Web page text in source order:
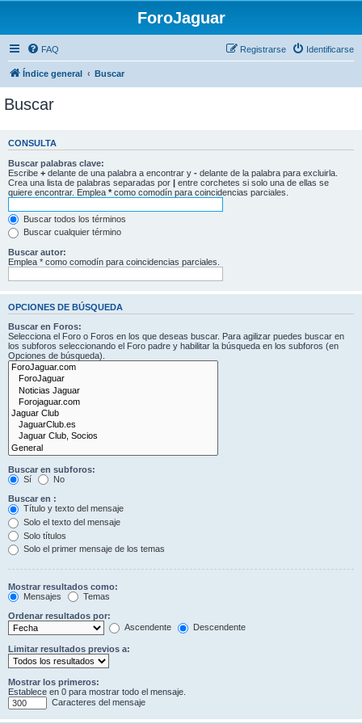
ForoJaguar
FAQ Identificarse
Registrarse
Índice general Buscar
Buscar
CONSULTA
Buscar palabras clave:
Escribe + delante de una palabra a encontrar y - delante de la palabra para excluirla.
Crea una lista de palabras separadas por | entre corchetes si solo una de ellas se
quiere encontrar. Emplea * como comodín para coincidencias parciales.
Buscar todos los términos
Buscar cualquier término
Buscar autor:
Emplea * como comodín para coincidencias parciales.
OPCIONES DE BÚSQUEDA
Buscar en Foros:
Selecciona el Foro o Foros en los que deseas buscar. Para agilizar puedes buscar en
los subforos seleccionando el Foro padre y habilitar la búsqueda en los subforos (en
Opciones de búsqueda).
Buscar en subforos:
Sí
No
Buscar en :
Título y texto del mensaje
Solo el texto del mensaje
Solo títulos
Solo el primer mensaje de los temas
Mostrar resultados como:
Mensajes
Temas
Ordenar resultados por:
Ascendente
Descendente
Limitar resultados previos a:
Mostrar los primeros:
Establece en 0 para mostrar todo el mensaje.
Caracteres del mensaje